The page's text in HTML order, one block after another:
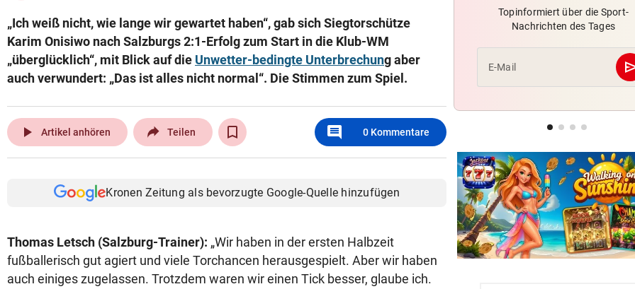
„Ich weiß nicht, wie lange wir gewartet haben“, gab sich Siegtorschütze
Karim Onisiwo nach Salzburgs 2:1-Erfolg zum Start in die Klub-WM
„überglücklich“, mit Blick auf die Unwetter-bedingte Unterbrechung aber
auch verwundert: „Das ist alles nicht normal“. Die Stimmen zum Spiel.
play_arrow Artikel anhören Teilen comment 0 Kommentare
Kronen Zeitung als bevorzugte Google-Quelle hinzufügen
Thomas Letsch (Salzburg-Trainer): „Wir haben in der ersten Halbzeit
fußballerisch gut agiert und viele Torchancen herausgespielt. Aber wir haben
auch einiges zugelassen. Trotzdem waren wir einen Tick besser, glaube ich.
BEI WOLFURTTROPHY
Lokalmatadorin und Tirol-
Youngster mit Sensation
am Prüfstand
Rapids System? „Lassen den
Jungs alle Freiheiten!“
Topinformiert über die Sport-
Nachrichten des Tages
E-Mail